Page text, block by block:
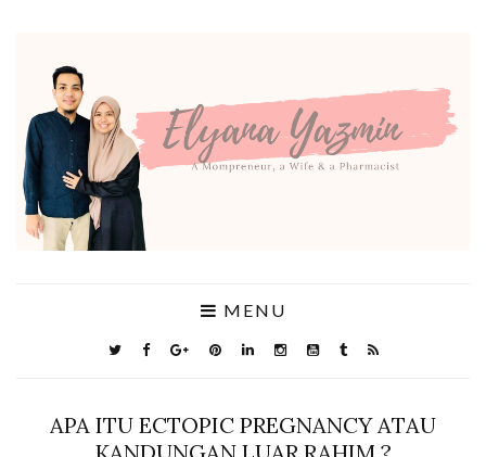
MENU
APA ITU ECTOPIC PREGNANCY ATAU